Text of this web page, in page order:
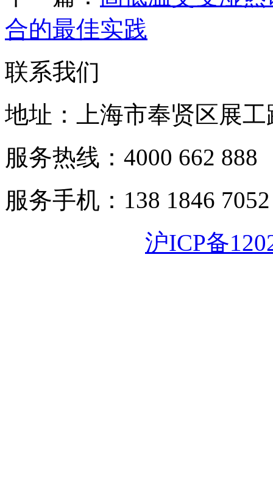
合的最佳实践
联系我们
地址：上海市奉贤区展工
服务热线：4000 662 888
服务手机：138 1846 7052
沪ICP备